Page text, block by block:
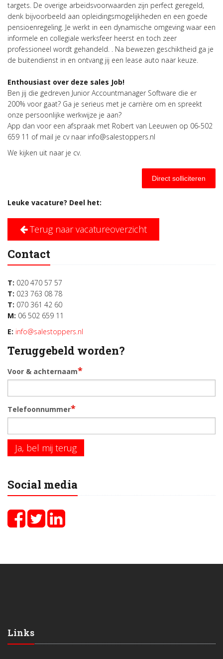
targets. De overige arbeidsvoorwaarden zijn perfect geregeld,
denk bijvoorbeeld aan opleidingsmogelijkheden en een goede
pensioenregeling. Je werkt in een dynamische omgeving waar een
informele en collegiale werksfeer heerst en toch zeer
professioneel wordt gehandeld. . Na bewezen geschiktheid ga je
de buitendienst in en ontvang jij een lease auto naar keuze.
Enthousiast over deze sales Job!
Ben jij die gedreven Junior Accountmanager Software die er
200% voor gaat? Ga je serieus met je carrière om en spreekt
onze persoonlijke werkwijze je aan?
App dan voor een afspraak met Robert van Leeuwen op 06-502
659 11 of mail je cv naar info@salestoppers.nl
We kijken uit naar je cv.
Direct solliciteren
Leuke vacature? Deel het:
Terug naar vacatureoverzicht
Contact
T: 020 470 57 57
T: 023 763 08 78
T: 070 361 42 60
M: 06 502 659 11
E: info@salestoppers.nl
Teruggebeld worden?
Voor & achternaam*
Telefoonnummer*
Ja, bel mij terug
Social media
Links